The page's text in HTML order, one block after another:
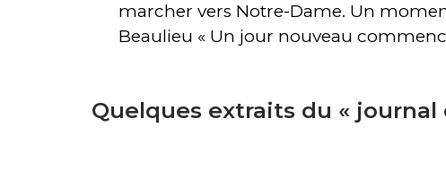
marcher vers Notre-Dame. Un
Beaulieu « Un jour nouveau
Quelques extraits du « journal